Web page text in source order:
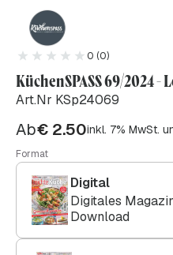
0 (0)
KüchenSPASS 69/2024 -
Art.Nr KSp24069
Ab€ 2.50inkl. 7% MwSt.
Format
Digital
Digitales
Download